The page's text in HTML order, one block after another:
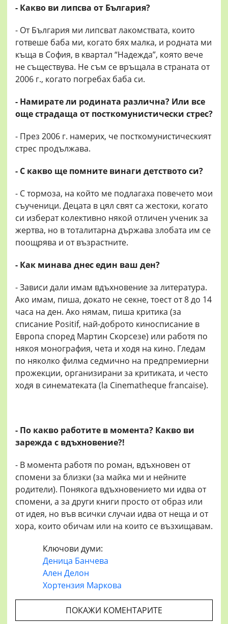
- Какво ви липсва от България?
- От България ми липсват лакомствата, които
готвеше баба ми, когато бях малка, и родната ми
къща в София, в квартал “Надежда”, която вече
не съществува. Не съм се връщала в страната от
2006 г., когато погребах баба си.
- Намирате ли родината различна? Или все
още страдаща от посткомунистически стрес?
- През 2006 г. намерих, че посткомунистическият
стрес продължава.
- С какво ще помните винаги детството си?
- С тормоза, на който ме подлагаха повечето мои
съученици. Децата в цял свят са жестоки, когато
си изберат колективно някой отличен ученик за
жертва, но в тоталитарна държава злобата им се
поощрява и от възрастните.
- Как минава днес един ваш ден?
- Зависи дали имам вдъхновение за литература.
Ако имам, пиша, докато не секне, тоест от 8 до 14
часа на ден. Ако нямам, пиша критика (за
списание Positif, най-доброто киносписание в
Европа според Мартин Скорсезе) или работя по
някоя монография, чета и ходя на кино. Гледам
по няколко филма седмично на предпремиерни
прожекции, организирани за критиката, и често
ходя в синематеката (la Cinematheque francaise).
- По какво работите в момента? Какво ви
зарежда с вдъхновение?!
- В момента работя по роман, вдъхновен от
спомени за близки (за майка ми и нейните
родители). Понякога вдъхновението ми идва от
спомени, а за други книги просто от образ или
от идея, но във всички случаи идва от неща и от
хора, които обичам или на които се възхищавам.
Ключови думи:
Деница Банчева
Ален Делон
Хортензия Маркова
ПОКАЖИ КОМЕНТАРИТЕ